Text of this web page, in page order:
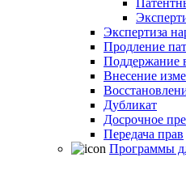
Экспертиза
Продление
Поддержание
Внесение
Дубликат
Досрочное
Передача прав
Программы